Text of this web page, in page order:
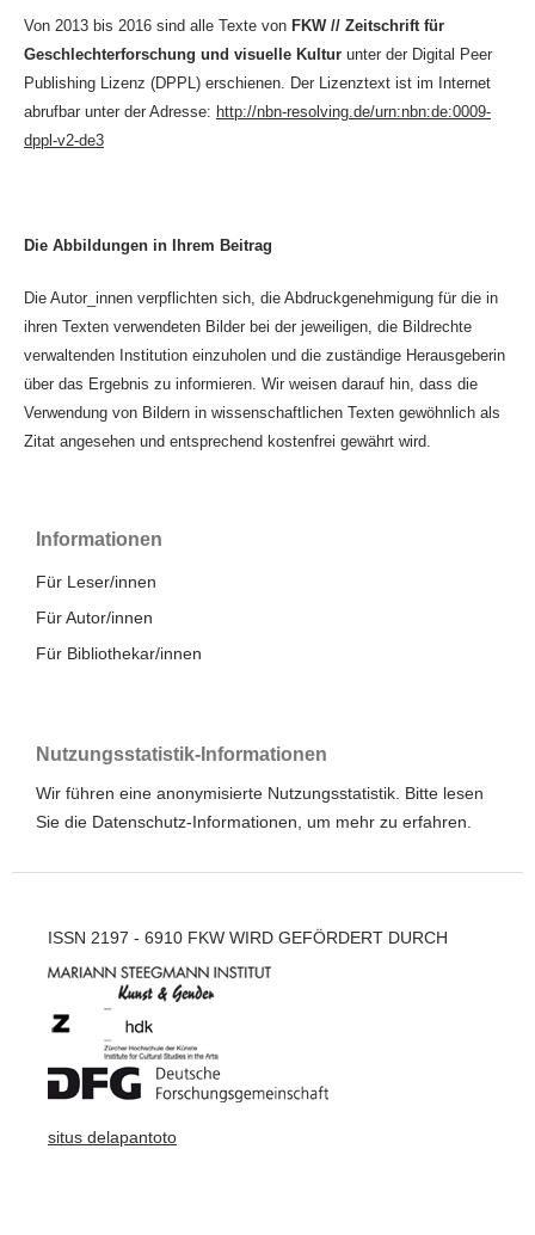
Von 2013 bis 2016 sind alle Texte von FKW // Zeitschrift für
Geschlechterforschung und visuelle Kulturunter der Digital Peer
Publishing Lizenz (DPPL) erschienen. Der Lizenztext ist im Internet
abrufbar unter der Adresse: http://nbn-resolving.de/urn:nbn:de:0009-
dppl-v2-de3
Die Abbildungen in Ihrem Beitrag
Die Autor_innen verpflichten sich, die Abdruckgenehmigung für die in
ihren Texten verwendeten Bilder bei der jeweiligen, die Bildrechte
verwaltenden Institution einzuholen und die zuständige Herausgeberin
über das Ergebnis zu informieren. Wir weisen darauf hin, dass die
Verwendung von Bildern in wissenschaftlichen Texten gewöhnlich als
Zitat angesehen und entsprechend kostenfrei gewährt wird.
Informationen
Für Leser/innen
Für Autor/innen
Für Bibliothekar/innen
Nutzungsstatistik-Informationen
Wir führen eine anonymisierte Nutzungsstatistik. Bitte lesen
Sie die Datenschutz-Informationen, um mehr zu erfahren.
ISSN 2197 - 6910 FKW WIRD GEFÖRDERT DURCH
situs delapantoto